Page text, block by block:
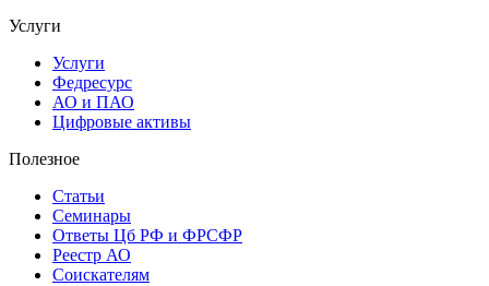
Услуги
Услуги
Федресурс
АО и ПАО
Цифровые активы
Полезное
Статьи
Cеминары
Ответы Цб РФ и ФРСФР
Реестр АО
Соискателям